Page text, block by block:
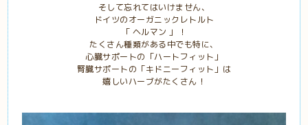
そして忘れてはいけません、
ドイツのオーガニックレトルト
「 ヘルマン 」！
たくさん種類がある中でも特に、
心臓サポートの「ハートフィット」
腎臓サポートの「キドニーフィット」は
嬉しいハーブがたくさん！